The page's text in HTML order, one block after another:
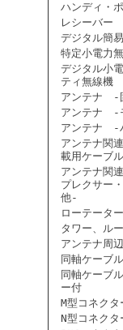
ハンディ・
レシーバー
デジタル簡
特定小電力
デジタル小
ティ無線機
アンテナ -
アンテナ -
アンテナ -
アンテナ関
載用ケーブ
アンテナ関
プレクサー
他-
ローテーター
タワー、ル
アンテナ周
同軸ケーブル
同軸ケーブ
ー付
M型コネクタ
N型コネクタ